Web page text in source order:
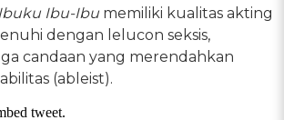
Ibuku Ibu-Ibu memiliki kualitas akting
dengan lelucon seksis,
candaan yang merendahkan
(ableist).